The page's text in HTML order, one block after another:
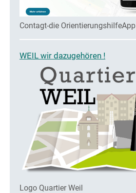
Contagt-die OrientierungshilfeApp
WEIL wir dazugehören !
Logo Quartier Weil